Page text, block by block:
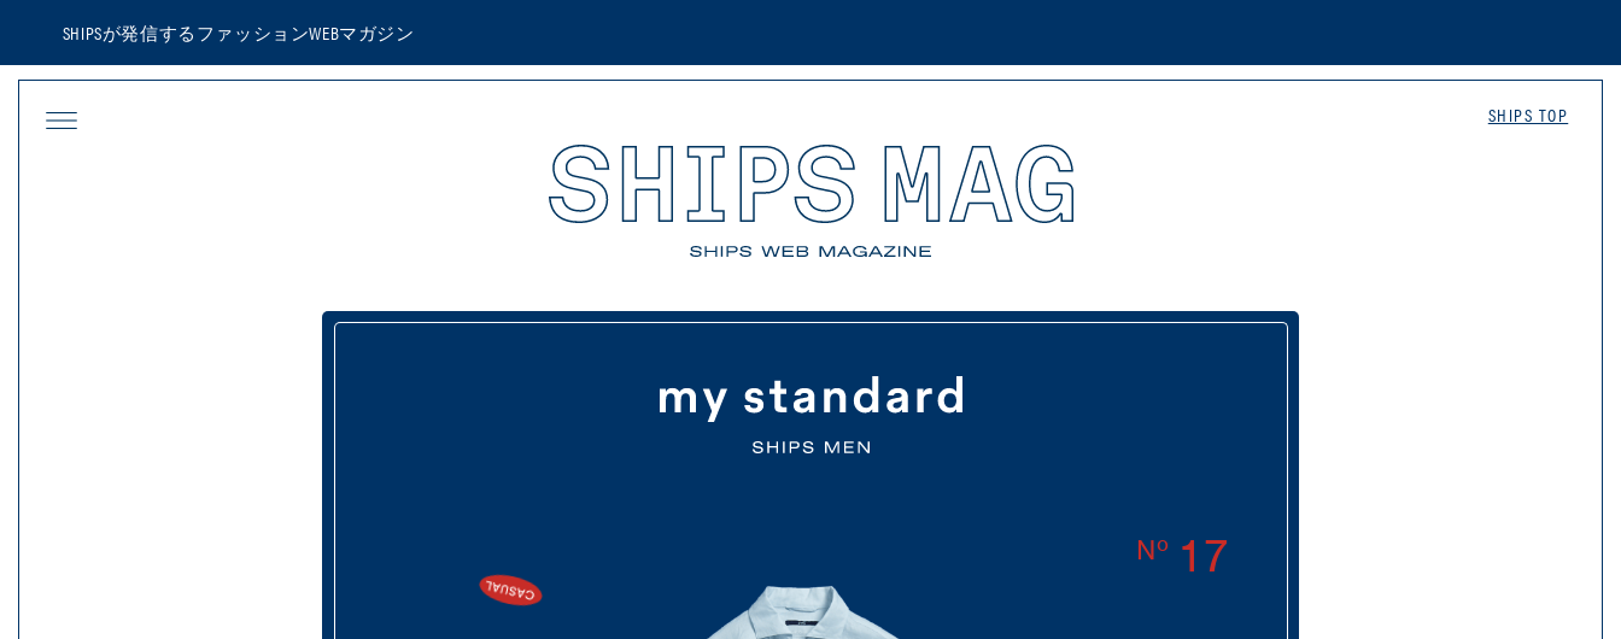
SHIPSが発信するファッションWEBマガジ
SHIPS TOP
17